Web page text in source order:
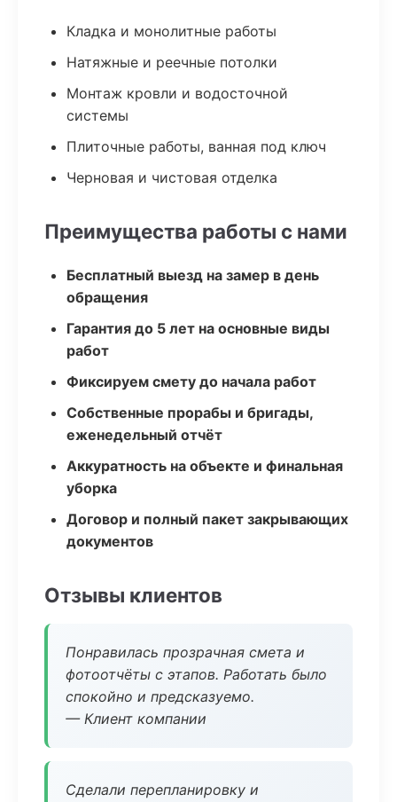
Кладка и монолитные работы
Натяжные и реечные потолки
Монтаж кровли и водосточной
системы
Плиточные работы, ванная под ключ
Черновая и чистовая отделка
Преимущества работы с нами
Бесплатный выезд на замер в день
обращения
Гарантия до 5 лет на основные виды
работ
Фиксируем смету до начала работ
Собственные прорабы и бригады,
еженедельный отчёт
Аккуратность на объекте и финальная
уборка
Договор и полный пакет закрывающих
документов
Отзывы клиентов
Понравилась прозрачная смета и
фотоотчёты с этапов. Работать было
спокойно и предсказуемо.
— Клиент компании
Сделали перепланировку и